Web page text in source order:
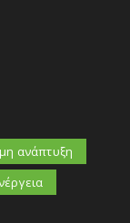
ανάπτυξη